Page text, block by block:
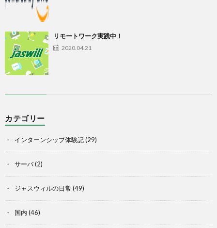
リモートワーク実践中！
2020.04.21
カテゴリー
インターンシップ体験記(29)
サーバ(2)
ジャスウィルの日常 (49)
国内 (46)